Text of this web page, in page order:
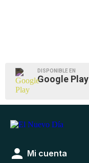
DISPONIBLE EN
Google Play
Mi cuenta